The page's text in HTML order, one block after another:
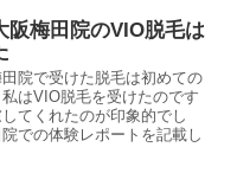
阪梅田院のVIO脱毛は
院で受けた脱毛は初めての
はVIO脱毛を受けたのです
てくれたのが印象的でし
での体験レポートを記載し